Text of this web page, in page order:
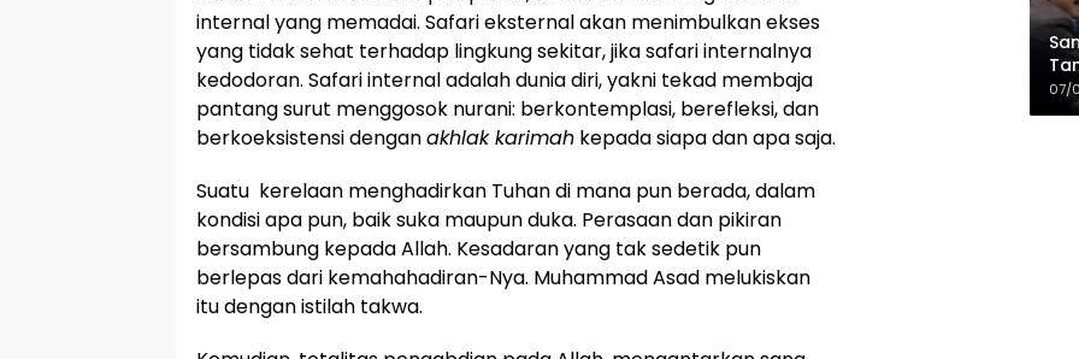
internal yang memadai. Safari eksternal akan menimbulkan ekses
yang tidak sehat terhadap lingkung sekitar, jika safari internalnya
kedodoran. Safari internal adalah dunia diri, yakni tekad membaja
pantang surut menggosok nurani: berkontemplasi, berefleksi, dan
berkoeksistensi denganakhlak karimah kepada siapa dan apa saja.
Suatu kerelaan menghadirkan Tuhan di mana pun berada, dalam
kondisi apa pun, baik suka maupun duka. Perasaan dan pikiran
bersambung kepada Allah. Kesadaran yang tak sedetik pun
berlepas dari kemahahadiran-Nya. Muhammad Asad melukiskan
itu dengan istilah takwa.
07/